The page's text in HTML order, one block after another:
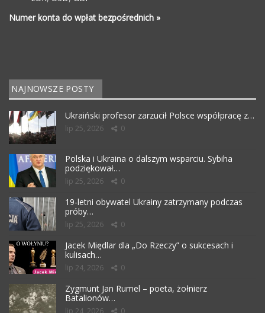
Numer konta do wpłat bezpośrednich »
NAJNOWSZE POSTY
Ukraiński profesor zarzucił Polsce współpracę z…
lip 25, 2026 0
Polska i Ukraina o dalszym wsparciu. Sybiha
podziękował…
lip 25, 2026 0
19-letni obywatel Ukrainy zatrzymany podczas
próby…
lip 25, 2026 0
Jacek Międlar dla „Do Rzeczy” o sukcesach i
kulisach…
lip 24, 2026 0
Zygmunt Jan Rumel – poeta, żołnierz
Batalionów…
lip 24, 2026 0